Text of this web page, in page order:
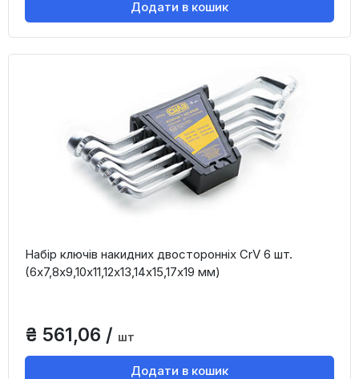
Додати в кошик
Набір ключів накидних двосторонніх CrV 6 шт.
(6x7,8x9,10x11,12x13,14x15,17x19 мм)
₴ 561,06 / шт
Додати в кошик